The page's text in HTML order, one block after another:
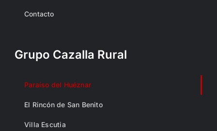
Contacto
Grupo Cazalla Rural
Paraíso del Huéznar
El Rincón de San Benito
Villa Escutia